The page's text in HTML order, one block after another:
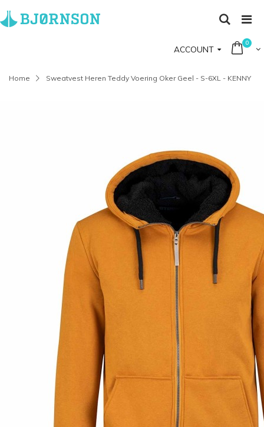
ACCOUNT
0
Home Sweatvest Heren Teddy Voering Oker Geel - S-6XL - KENNY